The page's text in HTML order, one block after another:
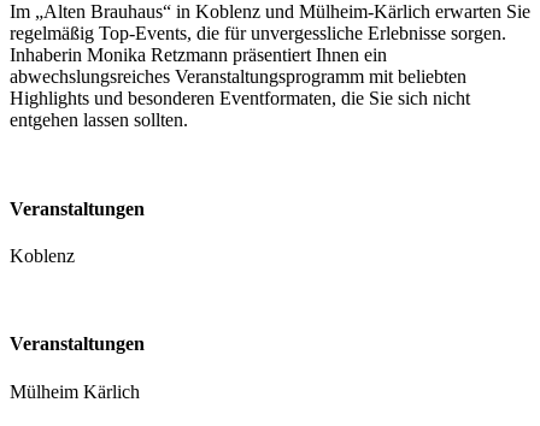
Im „Alten Brauhaus“ in Koblenz und Mülheim-Kärlich erwarten Sie
regelmäßig Top-Events, die für unvergessliche Erlebnisse sorgen.
Inhaberin Monika Retzmann präsentiert Ihnen ein
abwechslungsreiches Veranstaltungsprogramm mit beliebten
Highlights und besonderen Eventformaten, die Sie sich nicht
entgehen lassen sollten.
Veranstaltungen
Koblenz
Veranstaltungen
Mülheim Kärlich